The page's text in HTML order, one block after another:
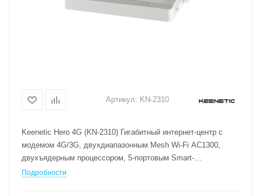
Артикул: KN-2310
Keenetic Hero 4G (KN-2310) Гигабитный интернет-центр с
модемом 4G/3G, двухдиапазонным Mesh Wi-Fi AC1300,
двухъядерным процессором, 5-портовым Smart-
коммутатором и портом USB
Подробности